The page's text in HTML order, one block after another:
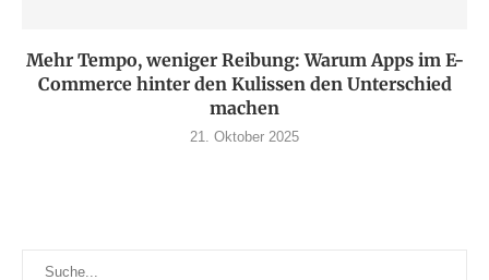
Mehr Tempo, weniger Reibung: Warum Apps im E-
Commerce hinter den Kulissen den Unterschied
machen
21. Oktober 2025